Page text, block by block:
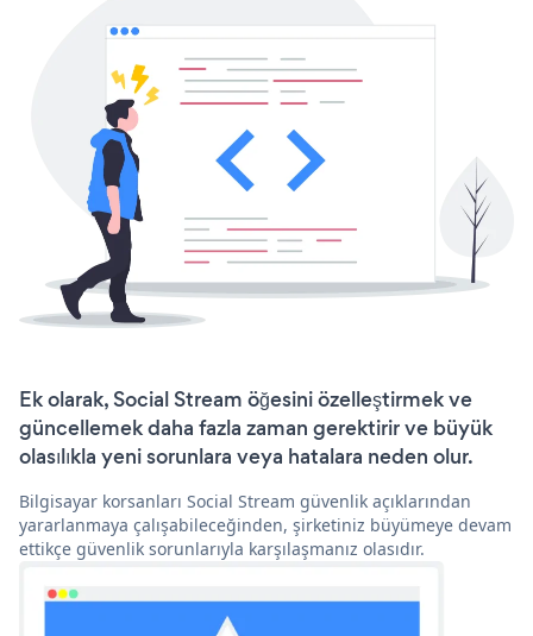
Ek olarak, Social Stream öğesini özelleştirmek ve
güncellemek daha fazla zaman gerektirir ve büyük
olasılıkla yeni sorunlara veya hatalara neden olur.
Bilgisayar korsanları Social Stream güvenlik açıklarından
yararlanmaya çalışabileceğinden, şirketiniz büyümeye devam
ettikçe güvenlik sorunlarıyla karşılaşmanız olasıdır.